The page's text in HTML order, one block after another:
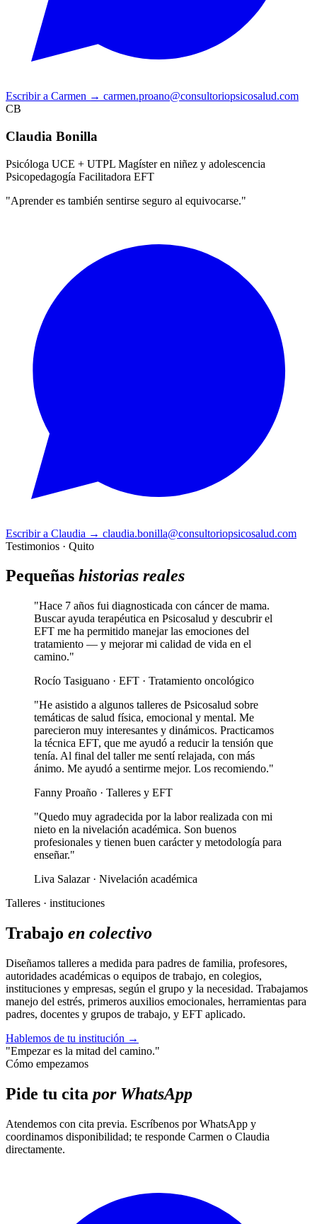
Escribir a Carmen → carmen.proano@consultoriopsicosalud.com
CB
Claudia Bonilla
Psicóloga UCE + UTPL Magíster en niñez y adolescencia
Psicopedagogía Facilitadora EFT
"Aprender es también sentirse seguro al equivocarse."
Escribir a Claudia → claudia.bonilla@consultoriopsicosalud.com
Testimonios · Quito
Pequeñas historias reales
"Hace 7 años fui diagnosticada con cáncer de mama.
Buscar ayuda terapéutica en Psicosalud y descubrir el
EFT me ha permitido manejar las emociones del
tratamiento — y mejorar mi calidad de vida en el
camino."
Rocío Tasiguano · EFT · Tratamiento oncológico
"He asistido a algunos talleres de Psicosalud sobre
temáticas de salud física, emocional y mental. Me
parecieron muy interesantes y dinámicos. Practicamos
la técnica EFT, que me ayudó a reducir la tensión que
tenía. Al final del taller me sentí relajada, con más
ánimo. Me ayudó a sentirme mejor. Los recomiendo."
Fanny Proaño · Talleres y EFT
"Quedo muy agradecida por la labor realizada con mi
nieto en la nivelación académica. Son buenos
profesionales y tienen buen carácter y metodología para
enseñar."
Liva Salazar · Nivelación académica
Talleres · instituciones
Trabajo en colectivo
Diseñamos talleres a medida para padres de familia, profesores,
autoridades académicas o equipos de trabajo, en colegios,
instituciones y empresas, según el grupo y la necesidad. Trabajamos
manejo del estrés, primeros auxilios emocionales, herramientas para
padres, docentes y grupos de trabajo, y EFT aplicado.
Hablemos de tu institución →
"Empezar es la mitad del camino."
Cómo empezamos
Pide tu cita por WhatsApp
Atendemos con cita previa. Escríbenos por WhatsApp y
coordinamos disponibilidad; te responde Carmen o Claudia
directamente.